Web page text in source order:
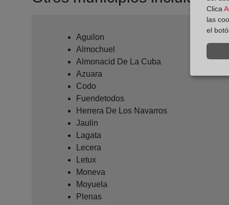
Aguilon
Almochuel
Almonacid De La Cuba
Azuara
Codo
Fuendetodos
Herrera De Los Navarros
Jaulin
Lagata
Lecera
Letux
Moneva
Moyuela
Plenas
Clica
las
el